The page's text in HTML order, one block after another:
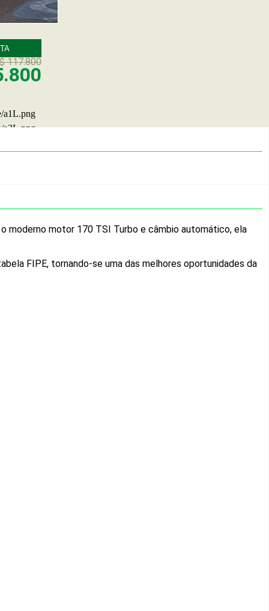
117.800
moderno motor 170 TSI Turbo e câmbio automático, ela
FIPE, tornando-se uma das melhores oportunidades da